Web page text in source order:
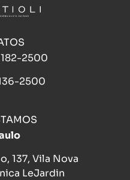
2500
2500
137, Vila Nova
LeJardin